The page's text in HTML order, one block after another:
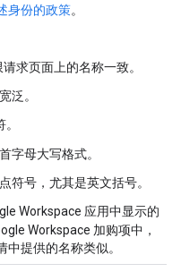
身份的政策。
求页面上的名称一致。
泛。
字母大写格式。
符号，尤其是英文括号。
Workspace 应用中显示的
Workspace 加购项中，
提供的名称类似。